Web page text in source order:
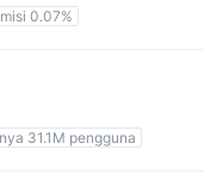
0.07%
31.1M pengguna